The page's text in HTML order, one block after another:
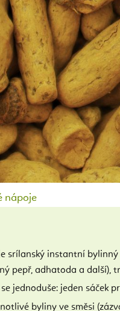
nápoje
srílanský instantní
pepř, adhatoda a další),
jednoduše: jeden sáček
byliny ve směsi